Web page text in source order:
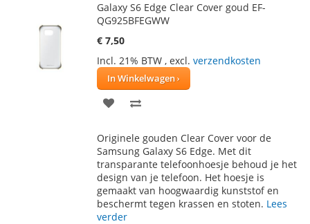
Galaxy S6 Edge Clear Cover goud EF-
QG925BFEGWW
€ 7,50
Incl. 21% BTW , excl. verzendkosten
In Winkelwagen
VOEG
AAN
VERLANGLIJST
TE
VERGELIJKEN
Originele gouden Clear Cover voor de
Samsung Galaxy S6 Edge. Met dit
transparante telefoonhoesje behoud je het
design van je telefoon. Het hoesje is
gemaakt van hoogwaardig kunststof en
beschermt tegen krassen en stoten. Lees
verder